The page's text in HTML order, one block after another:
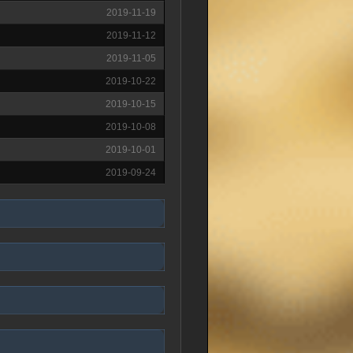
2019-11-19
2019-11-12
2019-11-05
2019-10-22
2019-10-15
2019-10-08
2019-10-01
2019-09-24